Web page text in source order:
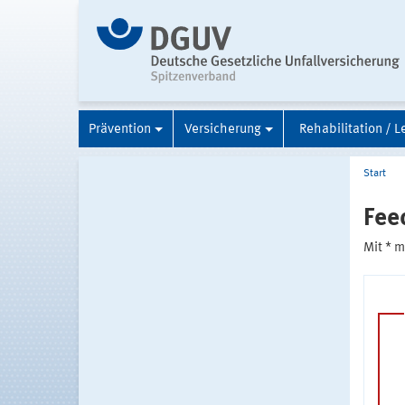
Prävention Versicherung Rehabilitation /
Start
Mit *